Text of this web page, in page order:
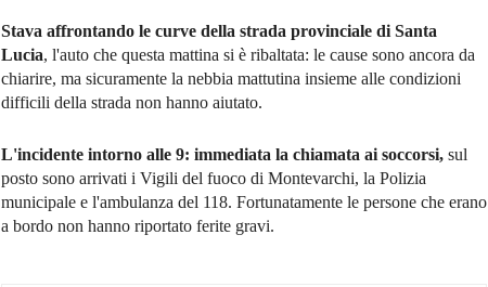
Stava affrontando le curve della strada provinciale di Santa
Lucia, l'auto che questa mattina si è ribaltata: le cause sono ancora da
chiarire, ma sicuramente la nebbia mattutina insieme alle condizioni
difficili della strada non hanno aiutato.
L'incidente intorno alle 9: immediata la chiamata ai soccorsi, sul
posto sono arrivati i Vigili del fuoco di Montevarchi, la Polizia
municipale e l'ambulanza del 118. Fortunatamente le persone che erano
a bordo non hanno riportato ferite gravi.